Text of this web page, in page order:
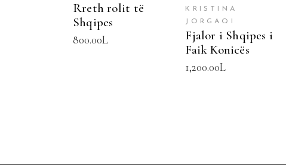
Rreth rolit të
Shqipes
800.00L
KRISTINA
JORGAQI
Fjalor i Shqipes i
Faik Konicës
1,200.00L